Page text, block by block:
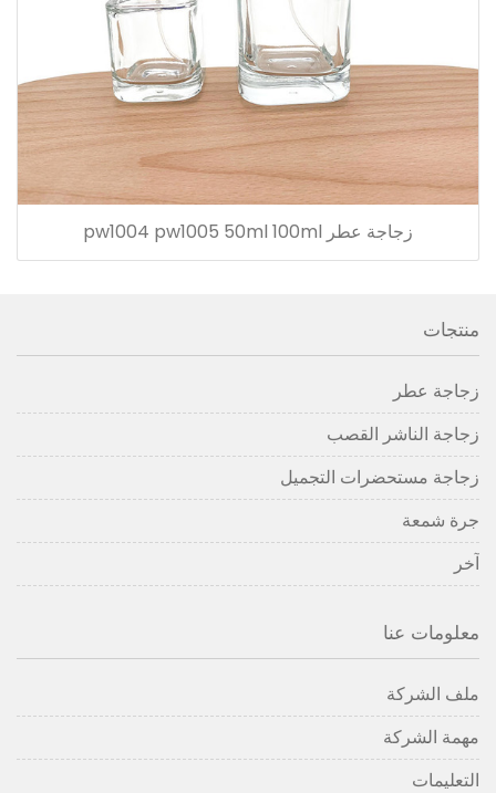
زجاجة عطر pw1004 pw1005 50ml 100ml
منتجات
زجاجة عطر
زجاجة الناشر القصب
زجاجة مستحضرات التجميل
جرة شمعة
آخر
معلومات عنا
ملف الشركة
مهمة الشركة
التعليمات